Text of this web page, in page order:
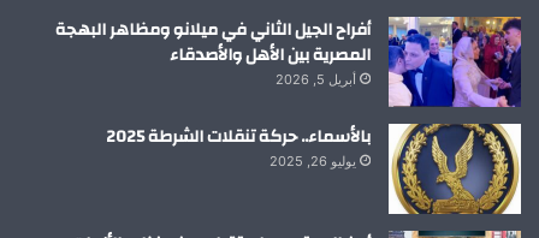
أفراح الجيل الثاني في ميلانو ومظاهر البهجة
المصرية بين الأهل والأصدقاء
أبريل 5, 2026
بالأسماء.. حركة تنقلات الشرطة 2025
يوليو 26, 2025